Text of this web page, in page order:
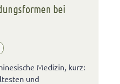
bei
Medizin, kurz:
und